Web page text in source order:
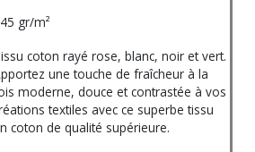
gr/m²
coton rayé rose, blanc, noir et vert.
une touche de fraîcheur à la
moderne, douce et contrastée à vos
textiles avec ce superbe tissu
coton de qualité supérieure.